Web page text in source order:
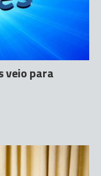
veio para